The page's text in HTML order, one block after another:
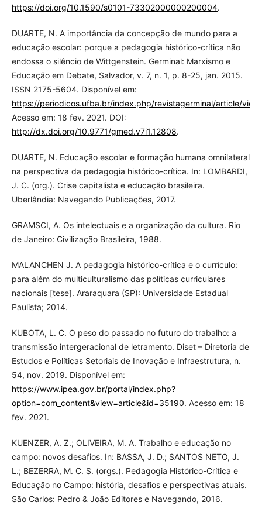
https://doi.org/10.1590/s0101-73302000000200004.
DUARTE, N. A importância da concepção de mundo para a
educação escolar: porque a pedagogia histórico-crítica não
endossa o silêncio de Wittgenstein. Germinal: Marxismo e
Educação em Debate, Salvador, v. 7, n. 1, p. 8-25, jan. 2015.
ISSN 2175-5604. Disponível em:
https://periodicos.ufba.br/index.php/revistagerminal/article/
Acesso em: 18 fev. 2021. DOI:
http://dx.doi.org/10.9771/gmed.v7i1.12808.
DUARTE, N. Educação escolar e formação humana omnilateral
na perspectiva da pedagogia histórico-crítica. In: LOMBARDI,
J. C. (org.). Crise capitalista e educação brasileira.
Uberlândia: Navegando Publicações, 2017.
GRAMSCI, A. Os intelectuais e a organização da cultura. Rio
de Janeiro: Civilização Brasileira, 1988.
MALANCHEN J. A pedagogia histórico-crítica e o currículo:
para além do multiculturalismo das políticas curriculares
nacionais [tese]. Araraquara (SP): Universidade Estadual
Paulista; 2014.
KUBOTA, L. C. O peso do passado no futuro do trabalho: a
transmissão intergeracional de letramento. Diset – Diretoria de
Estudos e Políticas Setoriais de Inovação e Infraestrutura, n.
54, nov. 2019. Disponível em:
https://www.ipea.gov.br/portal/index.php?
option=com_content&view=article&id=35190. Acesso em: 18
fev. 2021.
KUENZER, A. Z.; OLIVEIRA, M. A. Trabalho e educação no
campo: novos desafios. In: BASSA, J. D.; SANTOS NETO, J.
L.; BEZERRA, M. C. S. (orgs.). Pedagogia Histórico-Crítica e
Educação no Campo: história, desafios e perspectivas atuais.
São Carlos: Pedro & João Editores e Navegando, 2016.